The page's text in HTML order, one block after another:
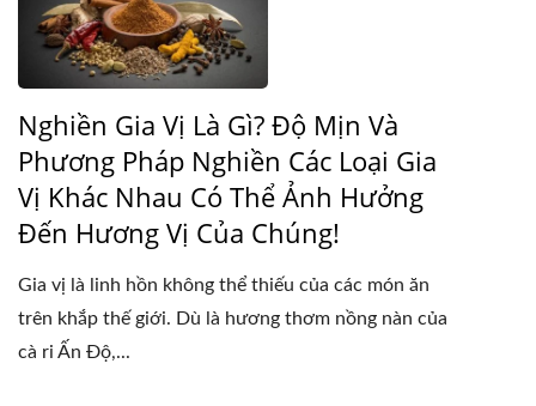
Nghiền Gia Vị Là Gì? Độ Mịn Và
Phương Pháp Nghiền Các Loại Gia
Vị Khác Nhau Có Thể Ảnh Hưởng
Đến Hương Vị Của Chúng!
Gia vị là linh hồn không thể thiếu của các món ăn
trên khắp thế giới. Dù là hương thơm nồng nàn của
cà ri Ấn Độ,...